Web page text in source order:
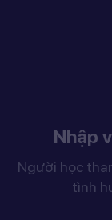
Nhập
Người học
tình